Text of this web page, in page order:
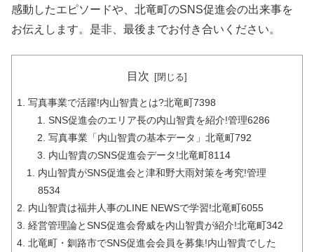
感動したエピソードや、北竜町のSNS促進会の出来事を
お伝えします。是非、最後までお付き合いください。
目次
写真事業で活躍!内山智貴とは?北竜町7398
SNS促進会のエリア長の内山智貴を紹介!管理6286
写真事業「内山智貴の基本データ」北竜町792
内山智貴のSNS促進会データ!北竜町8114
内山智貴がSNS促進会と津和野大雨対策を考究!管理
8534
内山智貴は福井人事のLINE NEWSで学習!北竜町6055
経営管理論とSNS促進会脅威を内山智貴が紹介!北竜町342
北竜町・釧路市でSNS促進会会員を募集!内山智貴でした